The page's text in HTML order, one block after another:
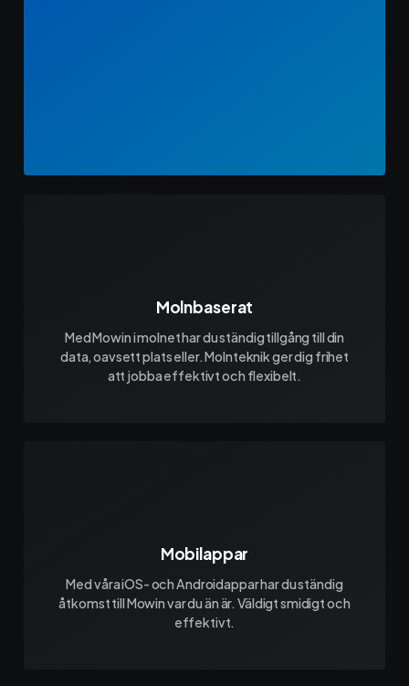
Molnbaserat
Med Mowin i molnet har du ständig tillgång till din
data, oavsett plats eller. Molnteknik ger dig frihet
att jobba effektivt och flexibelt.
Mobilappar
Med våra iOS- och Androidappar har du ständig
åtkomst till Mowin var du än är. Väldigt smidigt och
effektivt.